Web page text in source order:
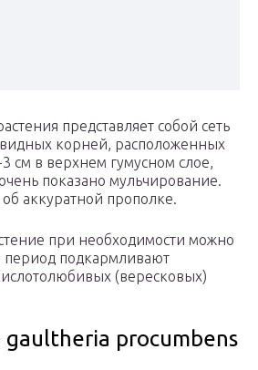
представляет собой сеть
корней, расположенных
см в верхнем гумусном слое,
показано мульчирование.
аккуратной прополке.
при необходимости можно
период подкармливают
(вересковых)
procumbens